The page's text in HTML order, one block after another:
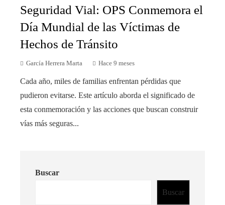
Seguridad Vial: OPS Conmemora el
Día Mundial de las Víctimas de
Hechos de Tránsito
García Herrera Marta Hace 9 meses
Cada año, miles de familias enfrentan pérdidas que
pudieron evitarse. Este artículo aborda el significado de
esta conmemoración y las acciones que buscan construir
vías más seguras...
Buscar
Buscar